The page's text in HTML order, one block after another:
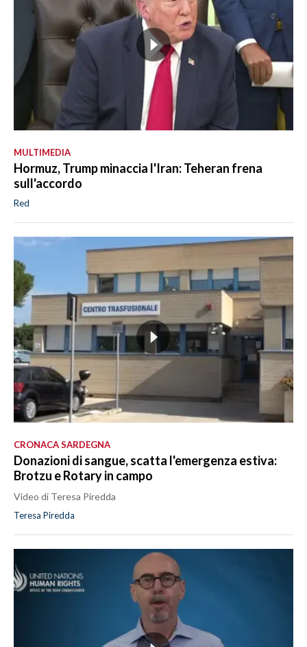
MULTIMEDIA
Hormuz, Trump minaccia l'Iran: Teheran frena
sull'accordo
Red
CRONACA SARDEGNA
Donazioni di sangue, scatta l'emergenza estiva:
Brotzu e Rotary in campo
Video di Teresa Piredda
Teresa Piredda